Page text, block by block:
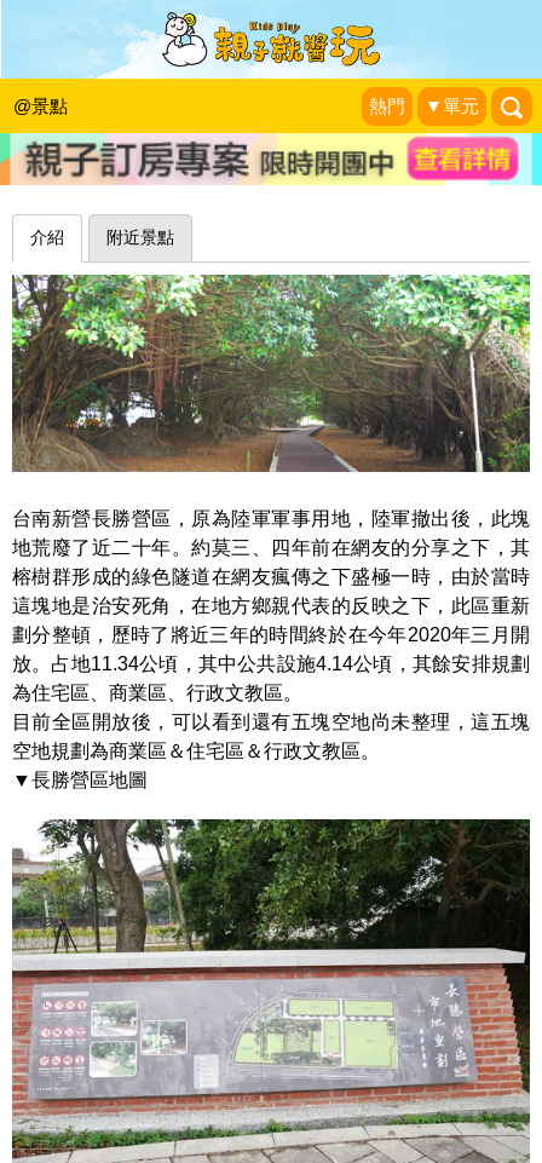
@景點 熱門 ▼單元
舊陸軍基地再生，榕樹版龍貓隧道磅薄
登場～台南長勝營區
intuitor玩童小行星|2020-03-08
介紹 附近景點
台南新營長勝營區，原為陸軍軍事用地，陸軍撤出後，此塊
地荒廢了近二十年。約莫三、四年前在網友的分享之下，其
榕樹群形成的綠色隧道在網友瘋傳之下盛極一時，由於當時
這塊地是治安死角，在地方鄉親代表的反映之下，此區重新
劃分整頓，歷時了將近三年的時間終於在今年2020年三月開
放。占地11.34公頃，其中公共設施4.14公頃，其餘安排規劃
為住宅區、商業區、行政文教區。
目前全區開放後，可以看到還有五塊空地尚未整理，這五塊
空地規劃為商業區＆住宅區＆行政文教區。
▼長勝營區地圖